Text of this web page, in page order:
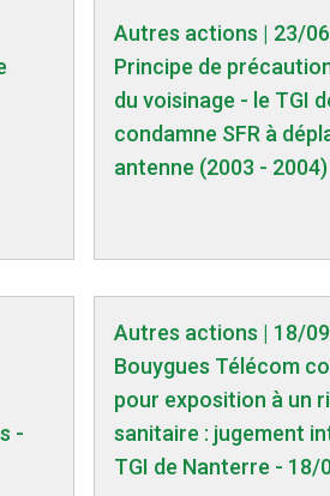
Autres actions | 23/
Principe de
du voisinage - le TGI
condamne SFR à
antenne (2003 - 2004)
-
Autres actions | 18/
Bouygues Télécom
pour exposition à un
sanitaire : jugement
TGI de Nanterre - 18/